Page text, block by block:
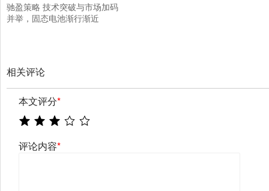
驰盈策略 技术突破与市场加码
并举，固态电池渐行渐近
相关评论
本文评分*
评论内容*